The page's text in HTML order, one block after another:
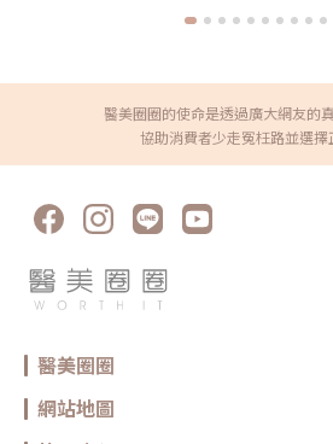
誰，也不是誰一定比較好。圈圈提醒，做療程
先對！★溫馨提醒★小編要提醒大家，醫療並
程都伴隨著風險。因此，作為消費者應該謹慎
安全與健康。
暖、烤箱 避免同時疊加刺激性保養品 依照院
鳳凰電波偏向輪廓拉提與深層緊實。選擇重點
療程定位不同，並非互相取代關係。若主要需
波可能適合；若主要需求是明顯輪廓拉提，鳳
雙電波適合年輕人嗎？若已開始出現膚質粗糙
雙電波可作為早期保養型選項。不過仍建議由
保養方式、能量設定與個人體質不同而有差異
果，通常需要定期保養。Q5：做完電波可以馬
期不長，但實際仍需依個人膚況與療程反應而
護。選對療程，比跟風更重要無雙電波與鳳凰
膚質與自然緊緻，後者則更聚焦在輪廓拉提與
較厲害」，不如先釐清自己最在意的是膚質、
時，也建議選擇原廠認證或合法合格的醫療院
為原廠正貨，以及操作人員是否具備相關經驗
合自己的選擇。建議在施作前，先與專業醫療
況、期待效果與可能限制，再做出更安心的決
求一次到位，而是用正確的方式，讓自己一步
醫美圈圈的使命是透過廣大網友的
協助消費者少走冤枉路並選擇
醫美圈圈
網站地圖